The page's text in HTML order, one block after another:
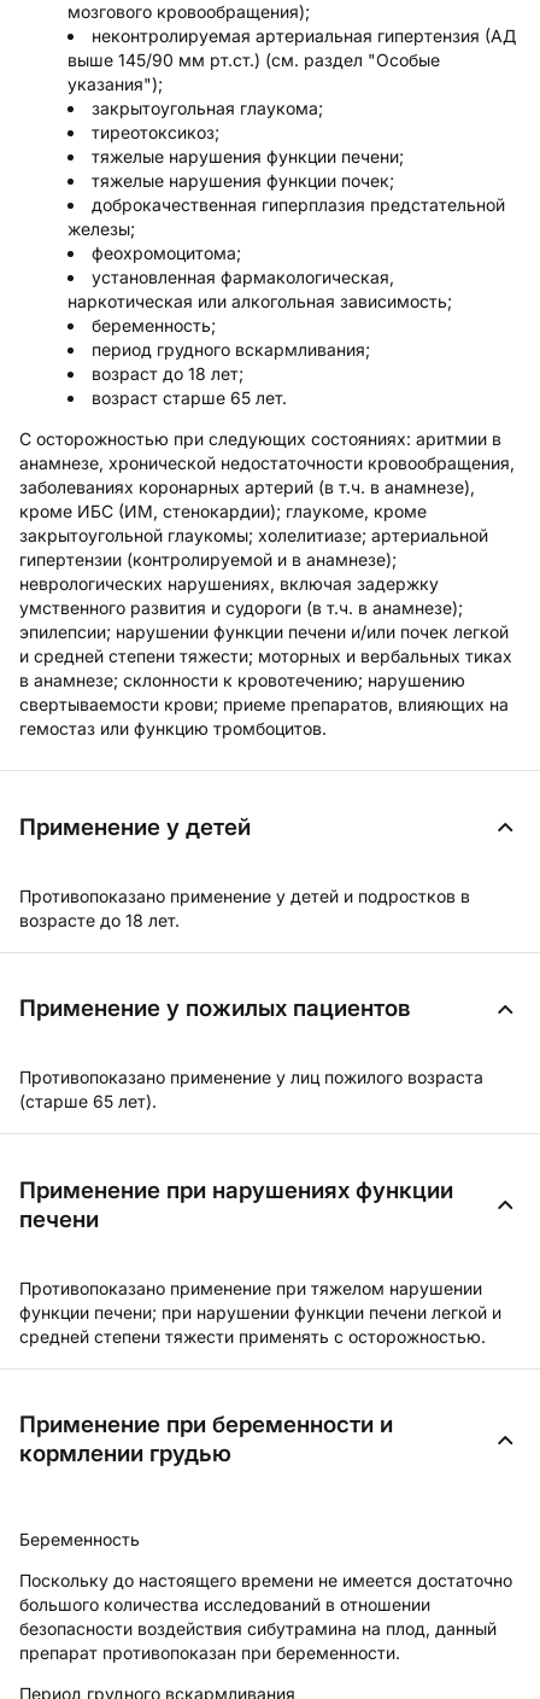
мозгового кровообращения);
неконтролируемая артериальная гипертензия (АД
выше 145/90 мм рт.ст.) (см. раздел "Особые
указания");
закрытоугольная глаукома;
тиреотоксикоз;
тяжелые нарушения функции печени;
тяжелые нарушения функции почек;
доброкачественная гиперплазия предстательной
железы;
феохромоцитома;
установленная фармакологическая,
наркотическая или алкогольная зависимость;
беременность;
период грудного вскармливания;
возраст до 18 лет;
возраст старше 65 лет.
С осторожностью при следующих состояниях: аритмии в
анамнезе, хронической недостаточности кровообращения,
заболеваниях коронарных артерий (в т.ч. в анамнезе),
кроме ИБС (ИМ, стенокардии); глаукоме, кроме
закрытоугольной глаукомы; холелитиазе; артериальной
гипертензии (контролируемой и в анамнезе);
неврологических нарушениях, включая задержку
умственного развития и судороги (в т.ч. в анамнезе);
эпилепсии; нарушении функции печени и/или почек легкой
и средней степени тяжести; моторных и вербальных тиках
в анамнезе; склонности к кровотечению; нарушению
свертываемости крови; приеме препаратов, влияющих на
гемостаз или функцию тромбоцитов.
Применение у детей
Противопоказано применение у детей и подростков в
возрасте до 18 лет.
Применение у пожилых пациентов
Противопоказано применение у лиц пожилого возраста
(старше 65 лет).
Применение при нарушениях функции
печени
Противопоказано применение при тяжелом нарушении
функции печени; при нарушении функции печени легкой и
средней степени тяжести применять с осторожностью.
Применение при беременности и
кормлении грудью
Беременность
Поскольку до настоящего времени не имеется достаточно
большого количества исследований в отношении
безопасности воздействия сибутрамина на плод, данный
препарат противопоказан при беременности.
Период грудного вскармливания